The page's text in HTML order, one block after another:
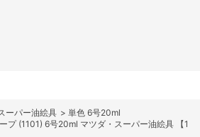
ーパー油絵具 > 単色 6号20ml
プ (1101) 6号20ml マツダ・スーパー油絵具 【1